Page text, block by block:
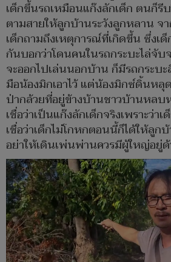
เด็กขึ้นรถเหมือนแก๊งลักเด็ก ตนก็รีบ
ตามสายให้ลูกบ้านระวังลูกหลาน
เด็กถามถึงเหตุการณ์ที่เกิดขึ้น ซึ่งเ
กันบอกว่าโดนคนในรถกระบะไล่จั
จะออกไปเล่นนอกบ้าน ก็มีรถกระบ
มือน้องมิกเอาไว้ แต่น้องมิกซ์ดิ้นหลุ
ป่ากล้วยที่อยู่ข้างบ้านชาวบ้านหลบ
เชื่อว่าเป็นแก๊งลักเด็กจริงเพราะว่
เชื่อว่าเด็กไม่โกหกตอนนี้ก็ได้ให้ลูก
อย่าให้เดินเพ่นพ่านควรมีผู้ใหญ่อยู่